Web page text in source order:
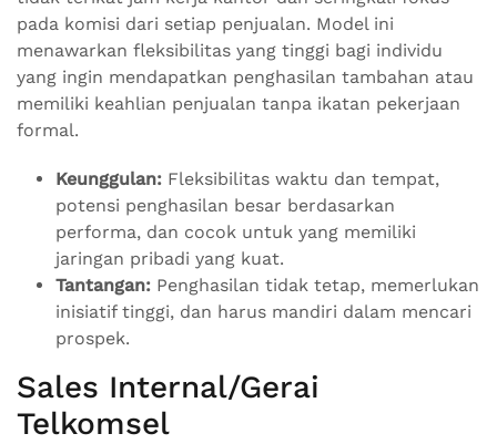
pada komisi dari setiap penjualan. Model ini
menawarkan fleksibilitas yang tinggi bagi individu
yang ingin mendapatkan penghasilan tambahan atau
memiliki keahlian penjualan tanpa ikatan pekerjaan
formal.
Keunggulan: Fleksibilitas waktu dan tempat,
potensi penghasilan besar berdasarkan
performa, dan cocok untuk yang memiliki
jaringan pribadi yang kuat.
Tantangan: Penghasilan tidak tetap, memerlukan
inisiatif tinggi, dan harus mandiri dalam mencari
prospek.
Sales Internal/Gerai
Telkomsel